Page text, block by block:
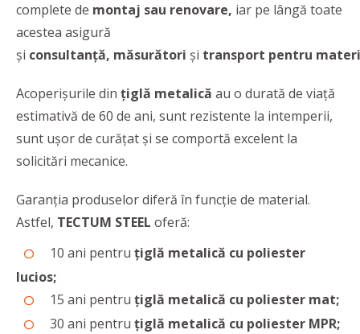
complete de montaj sau renovare, iar pe lângă toate
acestea asigură
și consultanță, măsurători și transport pentru
Acoperișurile din țiglă metalică au o durată de viață
estimativă de 60 de ani, sunt rezistente la intemperii,
sunt ușor de curățat și se comportă excelent la
solicitări mecanice.
Garanția produselor diferă în funcție de material.
Astfel, TECTUM STEEL oferă:
10 ani pentru țiglă metalică cu poliester
lucios;
15 ani pentru țiglă metalică cu poliester mat;
30 ani pentru țiglă metalică cu poliester MPR;